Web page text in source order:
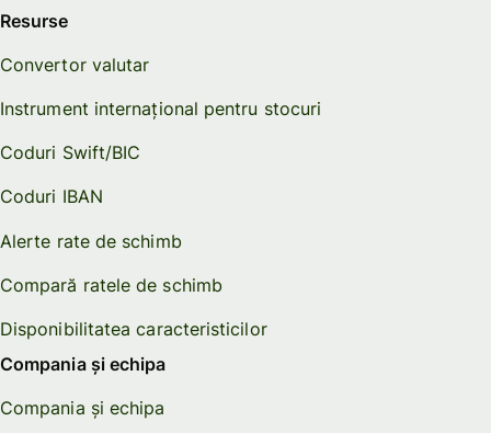
Resurse
Convertor valutar
Instrument internațional pentru stocuri
Coduri Swift/BIC
Coduri IBAN
Alerte rate de schimb
Compară ratele de schimb
Disponibilitatea caracteristicilor
Compania și echipa
Compania și echipa